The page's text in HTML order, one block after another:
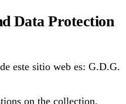
Data Protection
este sitio web es: G.D.G.
on the collection,